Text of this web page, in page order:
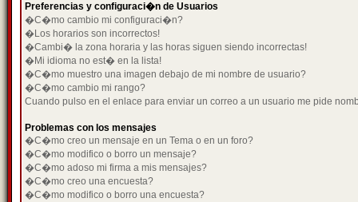
Preferencias y configuraci�n de Usuarios
�C�mo cambio mi configuraci�n?
�Los horarios son incorrectos!
�Cambi� la zona horaria y las horas siguen siendo incorrectas!
�Mi idioma no est� en la lista!
�C�mo muestro una imagen debajo de mi nombre de usuario?
�C�mo cambio mi rango?
Cuando pulso en el enlace para enviar un correo a un usuario me pide
Problemas con los mensajes
�C�mo creo un mensaje en un Tema o en un foro?
�C�mo modifico o borro un mensaje?
�C�mo adoso mi firma a mis mensajes?
�C�mo creo una encuesta?
�C�mo modifico o borro una encuesta?